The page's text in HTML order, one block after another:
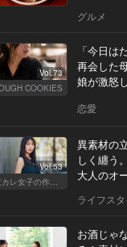
グルメ
Vol.73
COOKIES
「今日は
再会した
娘が激怒
恋愛
Vol.53
東カレ女子の作り方
異素材の
しく纏う
大人のオ
ライフス
お酒じゃ